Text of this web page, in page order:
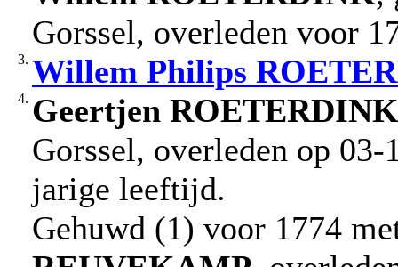
Gorssel, overleden voor
3. Willem Philips
4. Geertjen ROETERDINK
Gorssel, overleden op
jarige leeftijd.
Gehuwd (1) voor 1774